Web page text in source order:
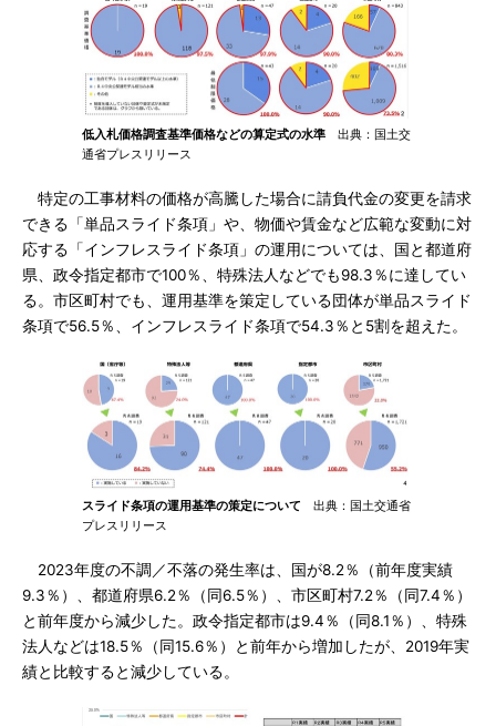
低入札価格調査基準価格などの算定式の水準 出典：国土交
通省プレスリリース
特定の工事材料の価格が高騰した場合に請負代金の変更を請求
できる「単品スライド条項」や、物価や賃金など広範な変動に対
応する「インフレスライド条項」の運用については、国と都道府
県、政令指定都市で100％、特殊法人などでも98.3％に達してい
る。市区町村でも、運用基準を策定している団体が単品スライド
条項で56.5％、インフレスライド条項で54.3％と5割を超えた。
スライド条項の運用基準の策定について 出典：国土交通省
プレスリリース
2023年度の不調／不落の発生率は、国が8.2％（前年度実績
9.3％）、都道府県6.2％（同6.5％）、市区町村7.2％（同7.4％）
と前年度から減少した。政令指定都市は9.4％（同8.1％）、特殊
法人などは18.5％（同15.6％）と前年から増加したが、2019年実
績と比較すると減少している。